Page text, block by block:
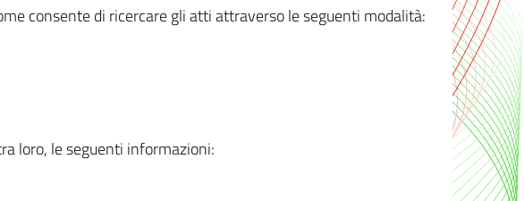
consente di ricercare gli atti attraverso le seguenti modalità:
loro, le seguenti informazioni: